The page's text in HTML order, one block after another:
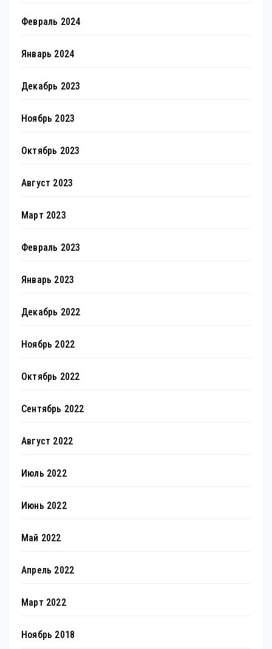
Февраль 2024
Январь 2024
Декабрь 2023
Ноябрь 2023
Октябрь 2023
Август 2023
Март 2023
Февраль 2023
Январь 2023
Декабрь 2022
Ноябрь 2022
Октябрь 2022
Сентябрь 2022
Август 2022
Июль 2022
Июнь 2022
Май 2022
Апрель 2022
Март 2022
Ноябрь 2018